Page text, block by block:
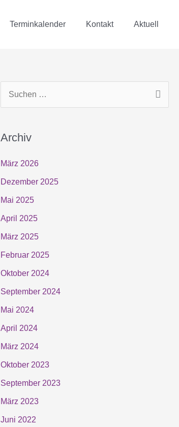
Terminkalender Kontakt Aktuell
h
n
a
c
h
:
Archiv
März 2026
Dezember 2025
Mai 2025
April 2025
März 2025
Februar 2025
Oktober 2024
September 2024
Mai 2024
April 2024
März 2024
Oktober 2023
September 2023
März 2023
Juni 2022